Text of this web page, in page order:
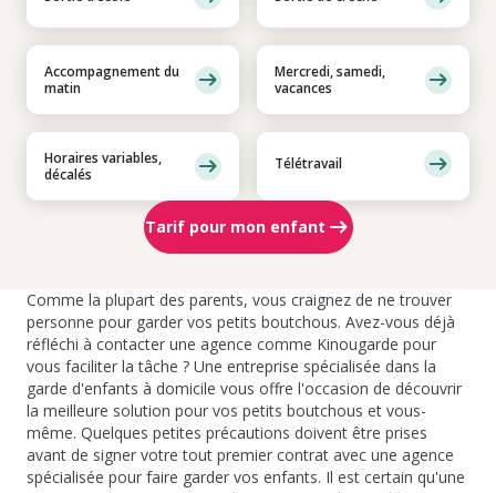
Accompagnement du
matin
Mercredi, samedi,
vacances
Horaires variables,
décalés
Télétravail
Tarif pour mon enfant
Comme la plupart des parents, vous craignez de ne trouver
personne pour garder vos petits boutchous. Avez-vous déjà
réfléchi à contacter une agence comme Kinougarde pour
vous faciliter la tâche ? Une entreprise spécialisée dans la
garde d'enfants à domicile vous offre l'occasion de découvrir
la meilleure solution pour vos petits boutchous et vous-
même. Quelques petites précautions doivent être prises
avant de signer votre tout premier contrat avec une agence
spécialisée pour faire garder vos enfants. Il est certain qu'une